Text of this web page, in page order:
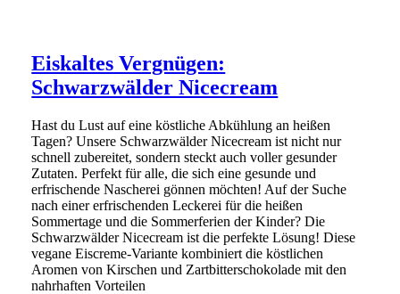
Eiskaltes Vergnügen:
Schwarzwälder Nicecream
Hast du Lust auf eine köstliche Abkühlung an heißen
Tagen? Unsere Schwarzwälder Nicecream ist nicht nur
schnell zubereitet, sondern steckt auch voller gesunder
Zutaten. Perfekt für alle, die sich eine gesunde und
erfrischende Nascherei gönnen möchten! Auf der Suche
nach einer erfrischenden Leckerei für die heißen
Sommertage und die Sommerferien der Kinder? Die
Schwarzwälder Nicecream ist die perfekte Lösung! Diese
vegane Eiscreme-Variante kombiniert die köstlichen
Aromen von Kirschen und Zartbitterschokolade mit den
nahrhaften Vorteilen